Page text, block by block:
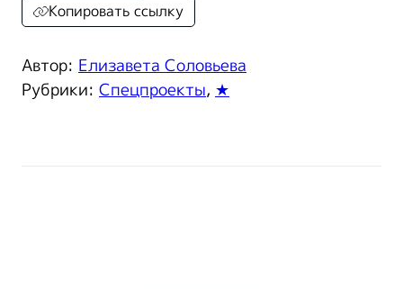
Автор: Елизавета Соловьева
Рубрики: Спецпроекты, ★
Копировать ссылку